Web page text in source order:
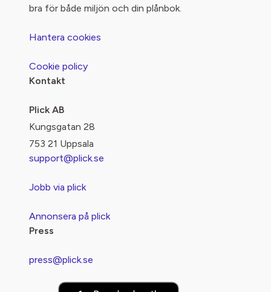
bra för både miljön och din plånbok.
Hantera cookies
Cookie policy
Kontakt
Plick AB
Kungsgatan 28
753 21 Uppsala
support@plick.se
Jobb via plick
Annonsera på plick
Press
press@plick.se